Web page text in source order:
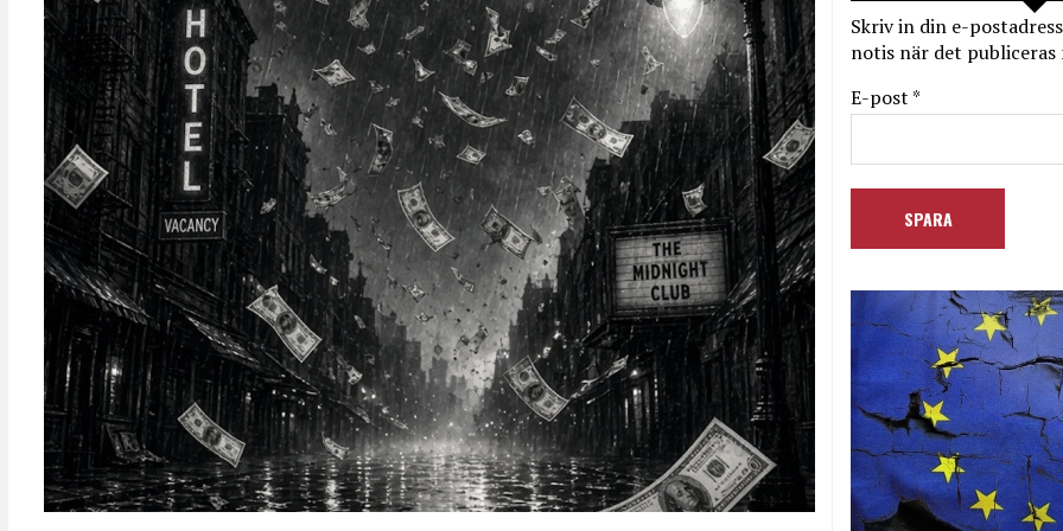
Skriv in din e-
notis när det
E-post *